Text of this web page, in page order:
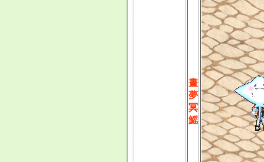
晝
夢
冥
鰩